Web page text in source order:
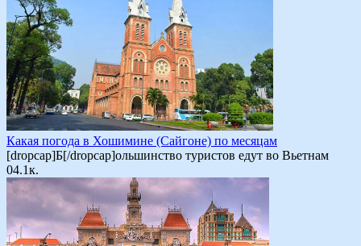
Какая погода в Хошимине (Сайгоне) по месяцам
[dropcap]Б[/dropcap]ольшинство туристов едут во Вьетнам
04.1к.